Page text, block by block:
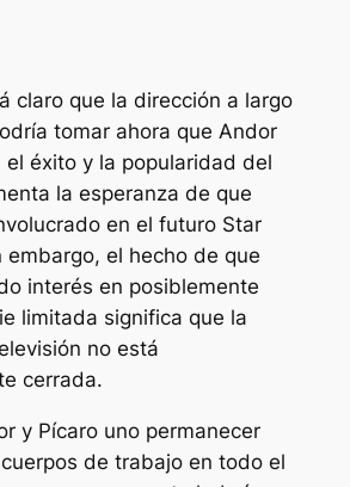
claro que la dirección a largo
tomar ahora que Andor
el éxito y la popularidad del
la esperanza de que
en el futuro Star
embargo, el hecho de que
interés en posiblemente
limitada significa que la
no está
cerrada.
y Pícaro unopermanecer
de trabajo en todo el